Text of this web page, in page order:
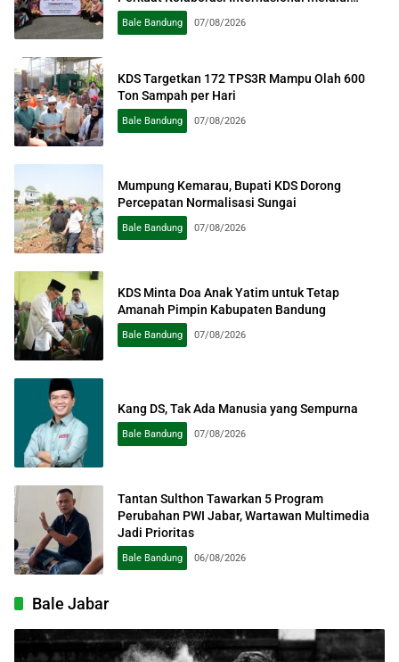
Pengabdian kepada Masyarakat
Bale Bandung 07/08/2026
KDS Targetkan 172 TPS3R Mampu Olah 600
Ton Sampah per Hari
Bale Bandung 07/08/2026
Mumpung Kemarau, Bupati KDS Dorong
Percepatan Normalisasi Sungai
Bale Bandung 07/08/2026
KDS Minta Doa Anak Yatim untuk Tetap
Amanah Pimpin Kabupaten Bandung
Bale Bandung 07/08/2026
Kang DS, Tak Ada Manusia yang Sempurna
Bale Bandung 07/08/2026
Tantan Sulthon Tawarkan 5 Program
Perubahan PWI Jabar, Wartawan Multimedia
Jadi Prioritas
Bale Bandung 06/08/2026
Bale Jabar